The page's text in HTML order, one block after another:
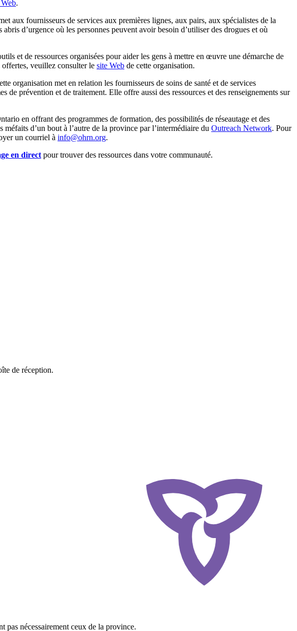
.
aux fournisseurs de services aux premières lignes, aux pairs, aux spécialistes de la
d’urgence où les personnes peuvent avoir besoin d’utiliser des drogues et où
et de ressources organisées pour aider les gens à mettre en œuvre une démarche de
offertes, veuillez consulter le site Web de cette organisation.
organisation met en relation les fournisseurs de soins de santé et de services
prévention et de traitement. Elle offre aussi des ressources et des renseignements sur
en offrant des programmes de formation, des possibilités de réseautage et des
d’un bout à l’autre de la province par l’intermédiaire du Outreach Network. Pour
un courriel à info@ohrn.org.
en direct pour trouver des ressources dans votre communauté.
de réception.
pas nécessairement ceux de la province.